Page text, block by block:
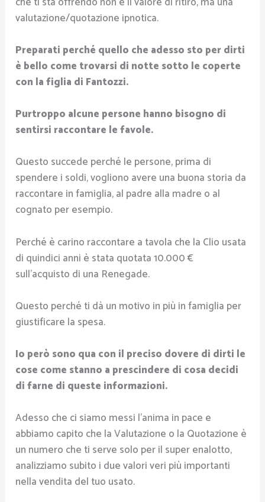
valutazione/quotazione ipnotica.
Preparati perché quello che adesso sto per dirti
è bello come trovarsi di notte sotto le coperte
con la figlia di Fantozzi.
Purtroppo alcune persone hanno bisogno di
sentirsi raccontare le favole.
Questo succede perché le persone, prima di
spendere i soldi, vogliono avere una buona storia da
raccontare in famiglia, al padre alla madre o al
cognato per esempio.
Perché è carino raccontare a tavola che la Clio usata
di quindici anni è stata quotata 10.000 €
sull’acquisto di una Renegade.
Questo perché ti dà un motivo in più in famiglia per
giustificare la spesa.
Io però sono qua con il preciso dovere di dirti le
cose come stanno a prescindere di cosa decidi
di farne di queste informazioni.
Adesso che ci siamo messi l’anima in pace e
abbiamo capito che la Valutazione o la Quotazione è
un numero che ti serve solo per il super enalotto,
analizziamo subito i due valori veri più importanti
nella vendita del tuo usato.